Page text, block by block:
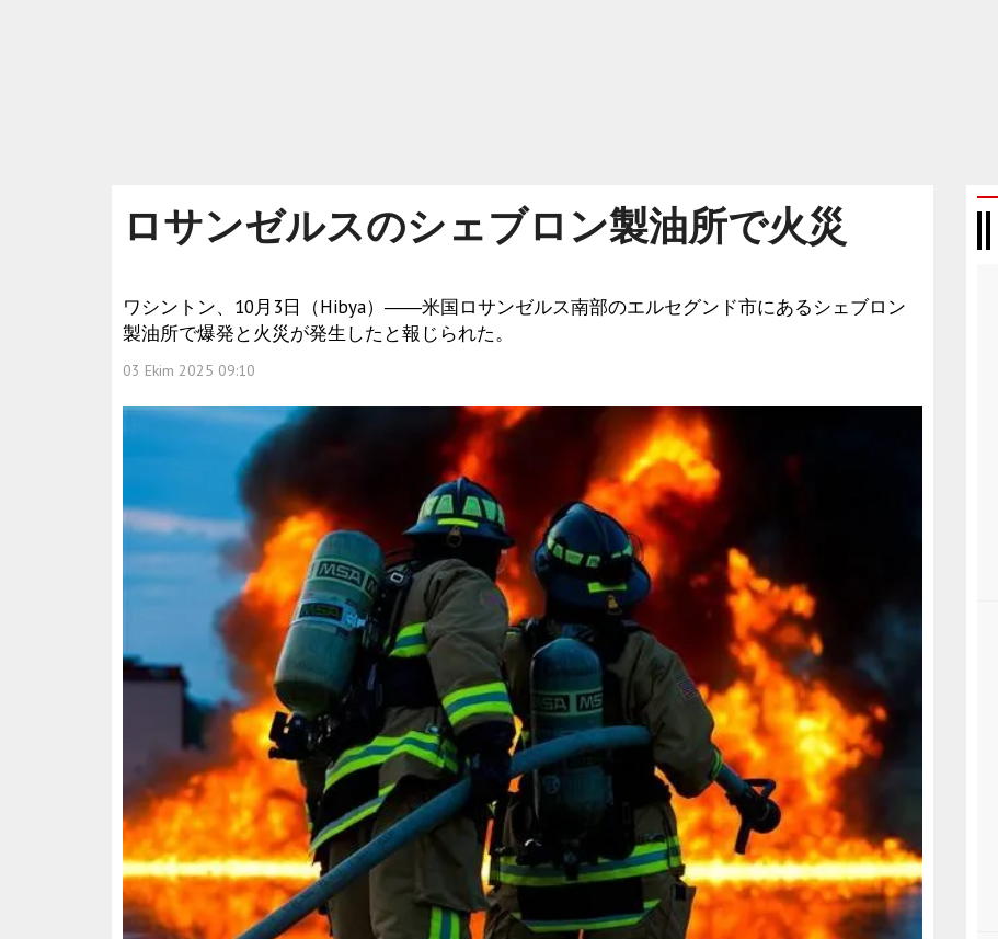
ロサンゼルスのシェブロン製油所で火災
ワシントン、10月3日（Hibya）――米国ロサンゼルス南部のエルセグンド市にあるシェブロン
製油所で爆発と火災が発生したと報じられた。
03 Ekim 2025 09:10